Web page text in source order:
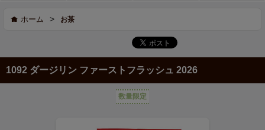
ホーム > お茶
1092 ダージリン ファーストフラッシュ 2026
数量限定